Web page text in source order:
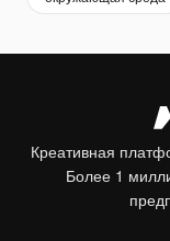
Креативная
Более 1